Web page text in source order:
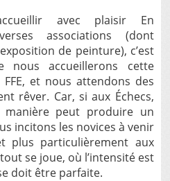
avec plaisir En
associations (dont
de peinture), c’est
nous accueillerons cette
et nous attendons des
rêver. Car, si aux Échecs,
peut produire un
incitons les novices à venir
plus particulièrement aux
se joue, où l’intensité est
doit être parfaite.